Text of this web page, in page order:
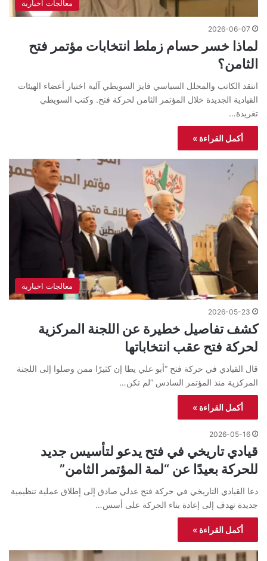
معالجات اخبارية
2026-06-07
لماذا خسر حسام زملط انتخابات مؤتمر فتح
الثامن؟
انتقد الكاتب والمحلل السياسي فايز السويطي آلية اختيار أعضاء الهيئات
القيادية الجديدة خلال المؤتمر الثامن لحركة فتح. وكتب السويطي
تغريدة…
أكمل القراءة »
معالجات اخبارية
2026-05-23
كشف تفاصيل خطيرة عن اللجنة المركزية
لحركة فتح عقب انتخاباتها
قال القيادي في حركة فتح “أبو علي يطا إن كثيرًا ممن وصلوا إلى اللجنة
المركزية منذ المؤتمر السادس “لم تكن…
أكمل القراءة »
2026-05-16
قيادي تاريخي في فتح يدعو لتأسيس جديد
للحركة بعيدًا عن “لمة المؤتمر الثامن”
دعا القيادي التاريخي في حركة فتح عدلي صادق إلى إطلاق عملية تنظيمية
جديدة تهدف إلى إعادة بناء الحركة على أسس…
أكمل القراءة »